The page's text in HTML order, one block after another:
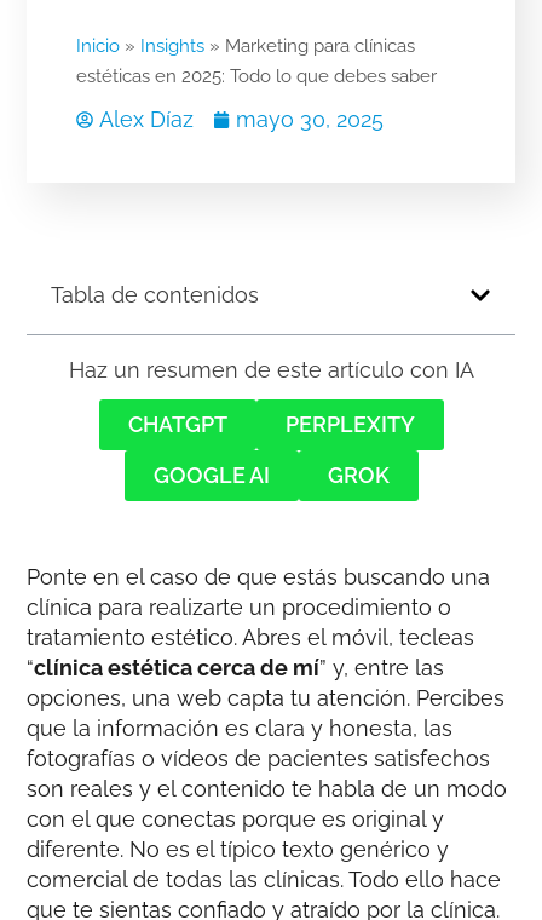
Inicio» Insights» Marketing para clínicas
estéticas en 2025: Todo lo que debes saber
Alex Díaz mayo 30, 2025
Tabla de contenidos
Haz un resumen de este artículo con IA
CHATGPT
PERPLEXITY
GOOGLE AI
GROK
Ponte en el caso de que estás buscando una
clínica para realizarte un procedimiento o
tratamiento estético. Abres el móvil, tecleas
“clínica estética cerca de mí” y, entre las
opciones, una web capta tu atención. Percibes
que la información es clara y honesta, las
fotografías o vídeos de pacientes satisfechos
son reales y el contenido te habla de un modo
con el que conectas porque es original y
diferente. No es el típico texto genérico y
comercial de todas las clínicas. Todo ello hace
que te sientas confiado y atraído por la clínica.